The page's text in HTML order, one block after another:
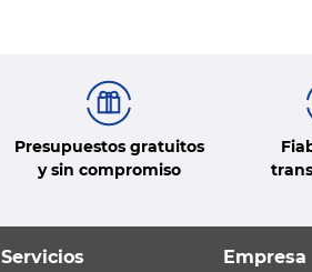
Presupuestos gratuitos
y sin compromiso
Servicios Empresa